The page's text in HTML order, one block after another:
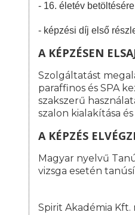
- 16. életév
- képzési díj első
A KÉPZÉSEN
Szolgáltatást
paraffinos és SPA
szakszerű
szalon kialakítása
A KÉPZÉS
Magyar nyelvű
vizsga esetén
Spirit Akadémia